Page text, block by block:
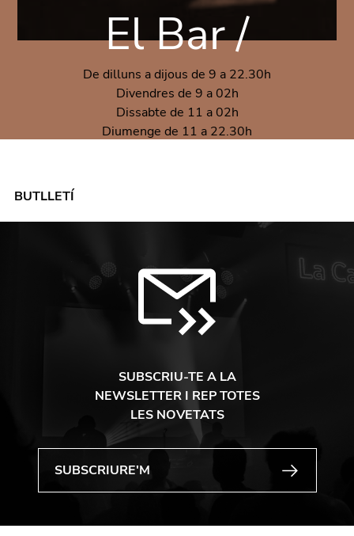
El Bar /
De dilluns a dijous de 9 a 22.30h
Divendres de 9 a 02h
Dissabte de 11 a 02h
Diumenge de 11 a 22.30h
BUTLLETÍ
SUBSCRIU-TE A LA
NEWSLETTER I REP TOTES
LES NOVETATS